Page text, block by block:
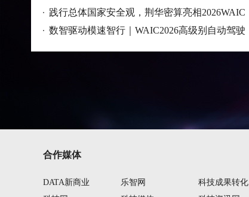
践行总体国家安全观，荆华密算亮相2026WAIC
数智驱动模速智行｜WAIC2026高级别自动驾驶
合作媒体
DATA新商业 乐智网 科技成果转化